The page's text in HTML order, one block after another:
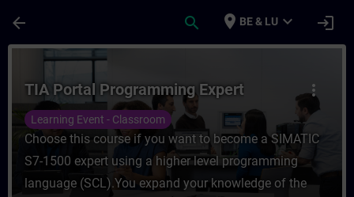
arrow_back search place BE & LU expand_more login
Cursus - TIA Portal Programming Expert
more_vert
TIA Portal Programming Expert
Learning Event - Classroom
Choose this course if you want to become a SIMATIC
S7-1500 expert using a higher level programming
language (SCL).You expand your knowledge of the